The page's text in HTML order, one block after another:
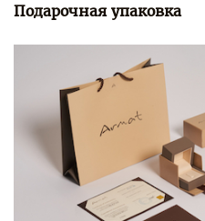
Подарочная упаковка